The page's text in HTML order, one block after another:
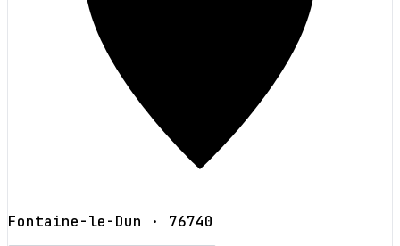
Fontaine-le-Dun · 76740